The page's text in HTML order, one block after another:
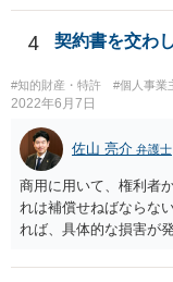
4 契約書を交わ
#知的財産・特許 #個人事業
2022年6月7日
佐山 亮介 弁護士
商用に用いて、権利者
れは補償せねばならな
れば、具体的な損害が
補償し、その補償分を